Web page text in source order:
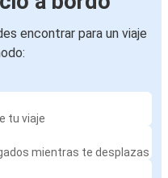
encontrar para un viaje
tu viaje
mientras te desplazas